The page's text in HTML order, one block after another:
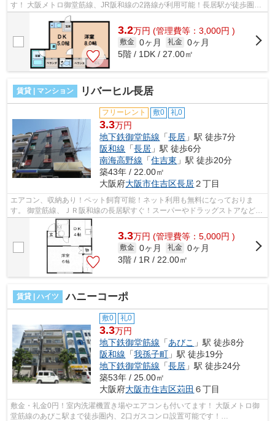
す！ 大阪メトロ御堂筋線、JR阪和線の2路線が利用可能！長居駅が徒歩圏内
です！ ■□■□■□■□■□■□■□■□■□■□■□■□■□■...
3.2万円 (管理費等：3,000円 )
敷金 0ヶ月 礼金 0ヶ月
5階 / 1DK / 27.00㎡
賃貸 | マンション リバーヒル長居
フリーレント 敷0 礼0
3.3万円
地下鉄御堂筋線 「長居 」駅 徒歩7分
阪和線 「長居 」駅 徒歩6分
南海高野線 「住吉東 」駅 徒歩20分
築43年 / 22.00㎡
大阪府大阪市住吉区長居２丁目
エアコン、収納あり！ペット飼育可能！ネット利用も無料になっておりま
す。 御堂筋線、ＪＲ阪和線の長居駅すぐ！スーパーやドラッグストアなど近
くにあります。 ■□■□■□■□■□■□■□■□■□■...
3.3万円 (管理費等：5,000円 )
敷金 0ヶ月 礼金 0ヶ月
3階 / 1R / 22.00㎡
賃貸 | ハイツ ハニーコーポ
敷0 礼0
3.3万円
地下鉄御堂筋線 「あびこ 」駅 徒歩8分
阪和線 「我孫子町 」駅 徒歩19分
地下鉄御堂筋線 「長居 」駅 徒歩24分
築53年 / 25.00㎡
大阪府大阪市住吉区苅田 ６丁目
敷金・礼金0円！室内洗濯機置き場やエアコンも付いてます！ 大阪メトロ御
堂筋線のあびこ駅まで徒歩圏内、2口ガスコンロ設置可能です！